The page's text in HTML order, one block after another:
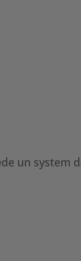
un system